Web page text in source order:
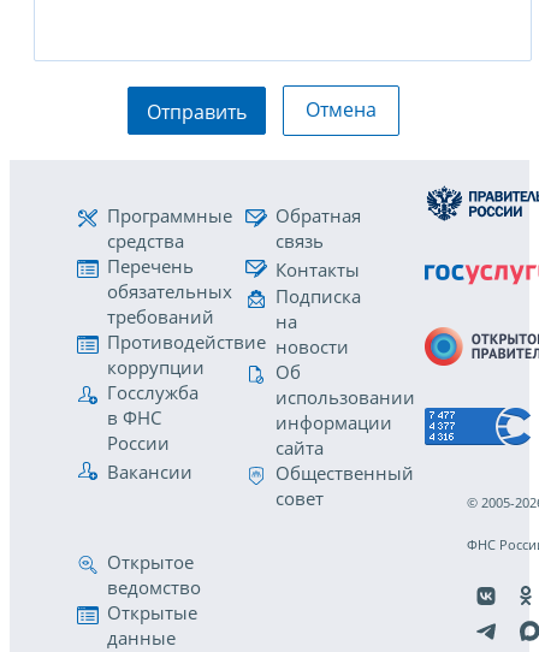
Отправить Отмена
Программные
средства
Перечень
обязательных
требований
Противодействие
коррупции
Госслужба
в ФНС
России
Вакансии
Обратная
связь
Контакты
Подписка
на
новости
Об
использовании
информации
сайта
Общественный
совет
Открытое
ведомство
Открытые
данные
© 2005-
ФНС